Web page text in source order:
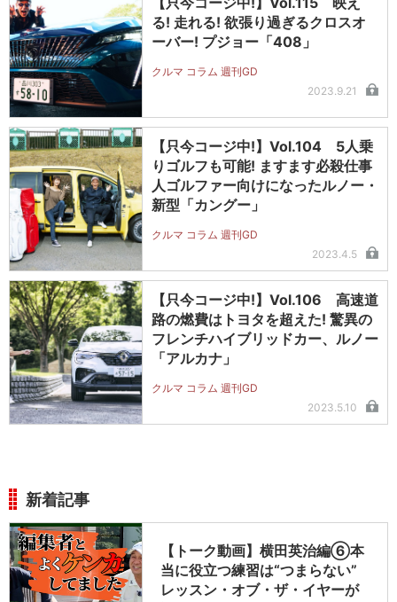
る! 走れる! 欲張り過ぎるクロスオ
ーバー! プジョー「408」
クルマ コラム 週刊GD
2023.9.21
【只今コージ中!】Vol.104 5人乗
りゴルフも可能! ますます必殺仕事
人ゴルファー向けになったルノー・
新型「カングー」
クルマ コラム 週刊GD
2023.4.5
【只今コージ中!】Vol.106 高速道
路の燃費はトヨタを超えた! 驚異の
フレンチハイブリッドカー、ルノー
「アルカナ」
クルマ コラム 週刊GD
2023.5.10
新着記事
【トーク動画】横田英治編⑥本
当に役立つ練習は“つまらない”
レッスン・オブ・ザ・イヤーが